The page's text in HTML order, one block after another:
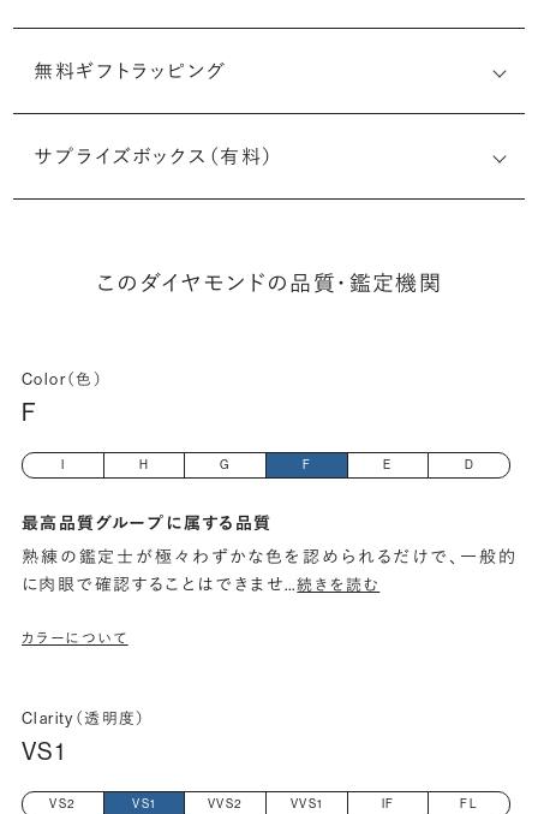
無料ギフトラッピング
サプライズボックス（有料）
このダイヤモンドの品質・鑑定機関
Color（色）
F
I H G F E D
最高品質グループに属する品質
熟練の鑑定士が極々わずかな色を認められるだけで、一般的
に肉眼で確認することはできませ…続きを読む
カラーについて
Clarity（透明度）
VS1
VS2 VS1 VVS2 VVS1 IF FL